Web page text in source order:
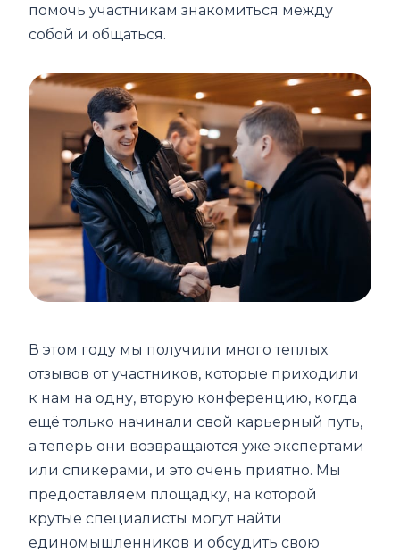
помочь участникам знакомиться между
собой и общаться.
В этом году мы получили много теплых
отзывов от участников, которые приходили
к нам на одну, вторую конференцию, когда
ещё только начинали свой карьерный путь,
а теперь они возвращаются уже экспертами
или спикерами, и это очень приятно. Мы
предоставляем площадку, на которой
крутые специалисты могут найти
единомышленников и обсудить свою